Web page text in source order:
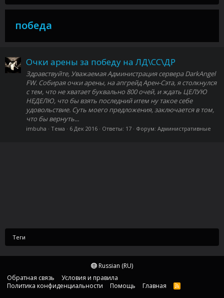
победа
Очки арены за победу на ЛД\СС\ДР
Здравствуйте, Уважаемая Администрация сервера DarkAngel
FW. Собирая очки арены, на апгрейд Арен-Сэта, я столкнулся
с тем, что не хватает буквально 800 очей, и ждать ЦЕЛУЮ
НЕДЕЛЮ, что бы взять последний итем ну такое себе
удовольствие. Суть моего предложения, заключается в том,
что бы вернуть...
imbuha Тема 6 Дек 2016 Ответы: 17 Форум: Административные
Теги
Russian (RU)
Обратная связь
Условия и правила
Политика конфиденциальности
Помощь Главная
R
S